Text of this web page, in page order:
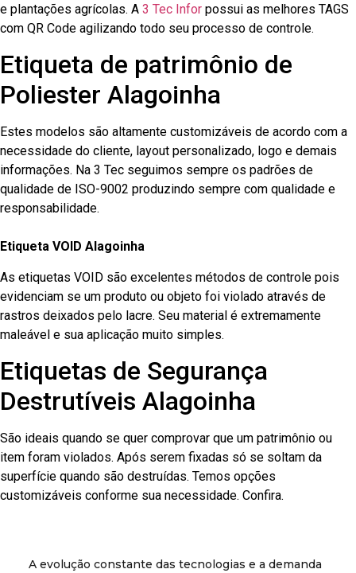
e plantações agrícolas. A 3 Tec Infor possui as melhores TAGS
com QR Code agilizando todo seu processo de controle.
Etiqueta de patrimônio de
Poliester Alagoinha
Estes modelos são altamente customizáveis de acordo com a
necessidade do cliente, layout personalizado, logo e demais
informações. Na 3 Tec seguimos sempre os padrões de
qualidade de ISO-9002 produzindo sempre com qualidade e
responsabilidade.
Etiqueta VOID Alagoinha
As etiquetas VOID são excelentes métodos de controle pois
evidenciam se um produto ou objeto foi violado através de
rastros deixados pelo lacre. Seu material é extremamente
maleável e sua aplicação muito simples.
Etiquetas de Segurança
Destrutíveis Alagoinha
São ideais quando se quer comprovar que um patrimônio ou
item foram violados. Após serem fixadas só se soltam da
superfície quando são destruídas. Temos opções
customizáveis conforme sua necessidade. Confira.
A evolução constante das tecnologias e a demanda